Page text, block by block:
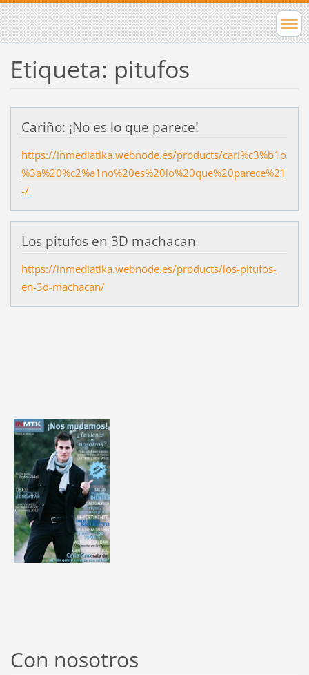
Etiqueta: pitufos
Cariño: ¡No es lo que parece!
https://inmediatika.webnode.es/products/cari%c3%b1o
%3a%20%c2%a1no%20es%20lo%20que%20parece%21
-/
Los pitufos en 3D machacan
https://inmediatika.webnode.es/products/los-pitufos-
en-3d-machacan/
Con nosotros